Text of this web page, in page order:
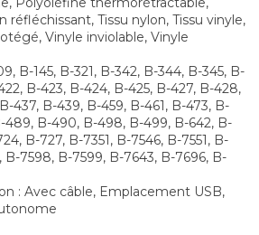
réfléchissant, Tissu nylon, Tissu vinyle,
Vinyle inviolable, Vinyle
B-145, B-321, B-342, B-344, B-345, B-
B-423, B-424, B-425, B-427, B-428,
437, B-439, B-459, B-461, B-473, B-
B-490, B-498, B-499, B-642, B-
B-727, B-7351, B-7546, B-7551, B-
B-7598, B-7599, B-7643, B-7696, B-
: Avec câble, Emplacement USB,